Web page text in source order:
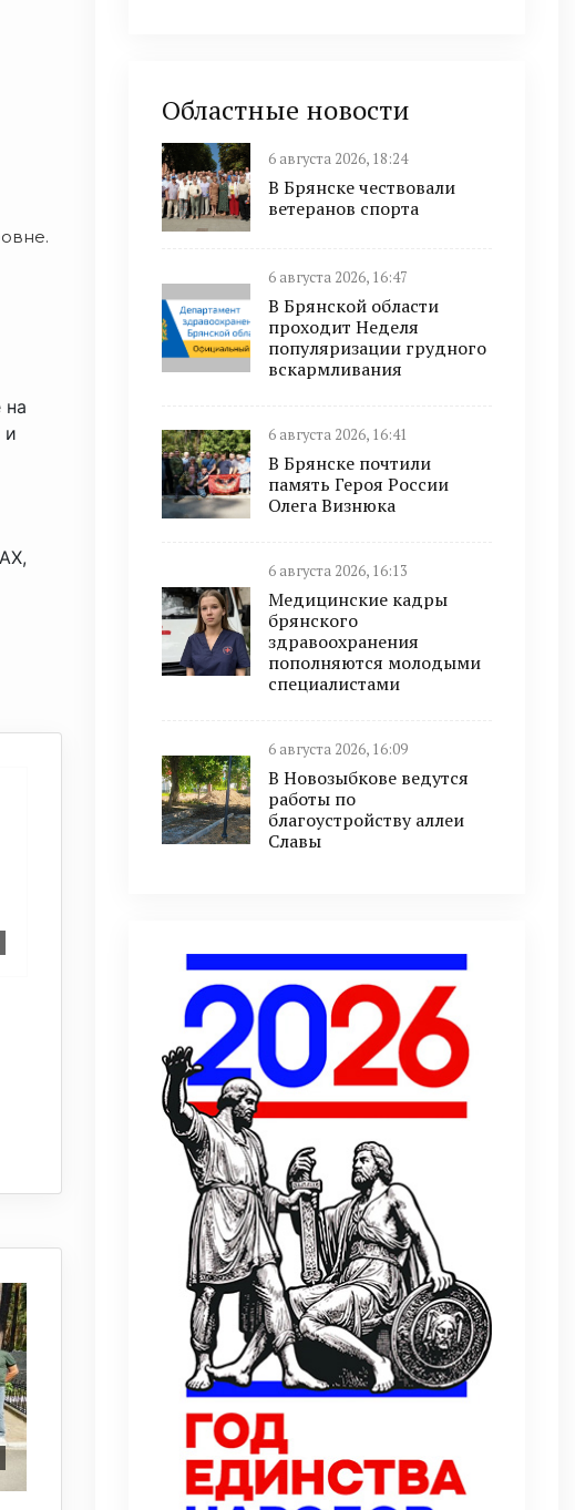
на
и
Областные новости
6 августа 2026, 18:24
В Брянске чествовали
ветеранов спорта
6 августа 2026, 16:47
В Брянской области
проходит Неделя
популяризации грудного
вскармливания
6 августа 2026, 16:41
В Брянске почтили
память Героя России
Олега Визнюка
6 августа 2026, 16:13
Медицинские кадры
брянского
здравоохранения
пополняются молодыми
специалистами
6 августа 2026, 16:09
В Новозыбкове ведутся
работы по
благоустройству аллеи
Славы